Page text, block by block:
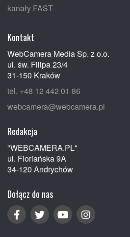
kanały FAST
Kontakt
WebCamera Media Sp. z o.o.
ul. św. Filipa 23/4
31-150 Kraków
tel. +48 12 442 01 86
webcamera@webcamera.pl
Redakcja
"WEBCAMERA.PL"
ul. Floriańska 9A
34-120 Andrychów
Dołącz do nas